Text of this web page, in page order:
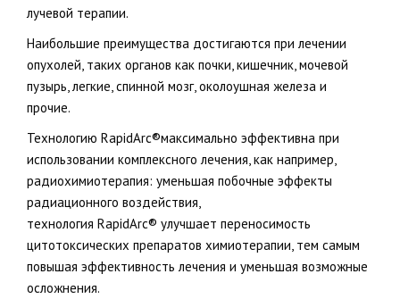
лучевой терапии.
Наибольшие преимущества достигаются при лечении
опухолей, таких органов как почки, кишечник, мочевой
пузырь, легкие, спинной мозг, околоушная железа и
прочие.
Технологию RapidArc®максимально эффективна при
использовании комплексного лечения, как например,
радиохимиотерапия: уменьшая побочные эффекты
радиационного воздействия,
технология RapidArc® улучшает переносимость
цитотоксических препаратов химиотерапии, тем самым
повышая эффективность лечения и уменьшая возможные
осложнения.